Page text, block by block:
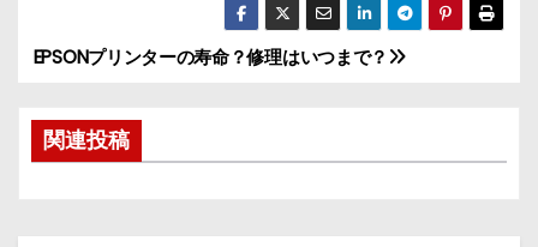
投
稿
ナ
EPSONプリンターの寿命？修理はいつまで？
関連投稿